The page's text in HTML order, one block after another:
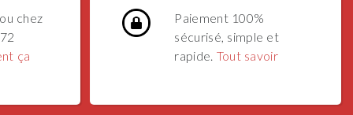
ou chez
ça
Paiement 100%
sécurisé, simple et
rapide. Tout savoir